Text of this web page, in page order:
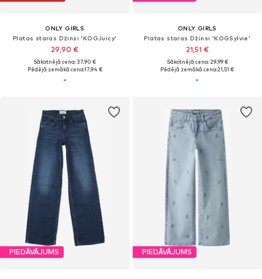
ONLY GIRLS
Platas staras Džinsi 'KOGJuicy'
29,90 €
Sākotnējā cena: 37,90 €
Pēdējā zemākā cena:17,94 €
ONLY GIRLS
Platas staras Džinsi 'KOGSylvie'
21,51 €
Sākotnējā cena: 29,99 €
Pēdējā zemākā cena:21,51 €
PIEDĀVĀJUMS PIEDĀVĀJUMS